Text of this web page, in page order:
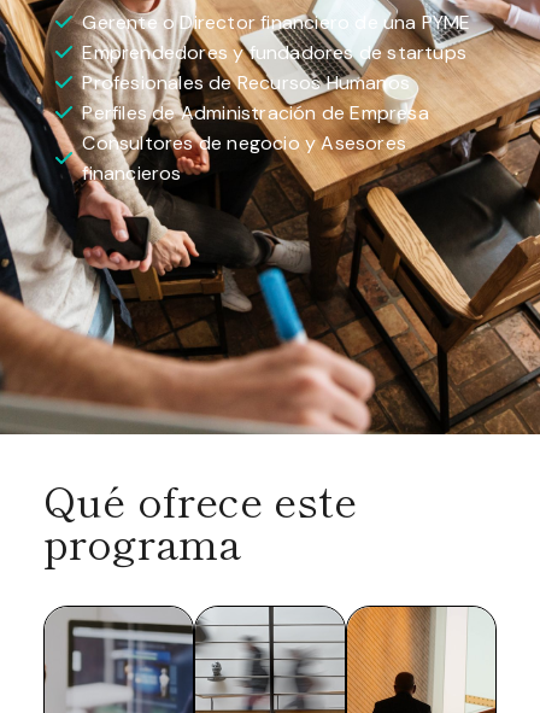
Gerente o Director financiero de una PYME
Emprendedores y fundadores de startups
Profesionales de Recursos Humanos
Perfiles de Administración de Empresa
Consultores de negocio y Asesores
financieros
Qué ofrece este
programa